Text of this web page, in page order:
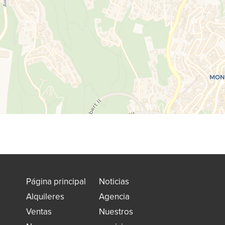
Página principal
Alquileres
Ventas
Noticias
Agencia
Nuestros